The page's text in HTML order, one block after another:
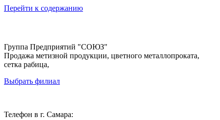
Перейти к содержанию
Группа Предприятий "СОЮЗ"
Продажа метизной продукции, цветного металлопроката,
сетка рабица,
Выбрать филиал
Телефон в г. Самара: